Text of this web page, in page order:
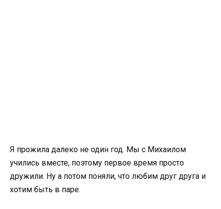
Я прожила далеко не один год. Мы с Михаилом
учились вместе, поэтому первое время просто
дружили. Ну а потом поняли, что любим друг друга и
хотим быть в паре.